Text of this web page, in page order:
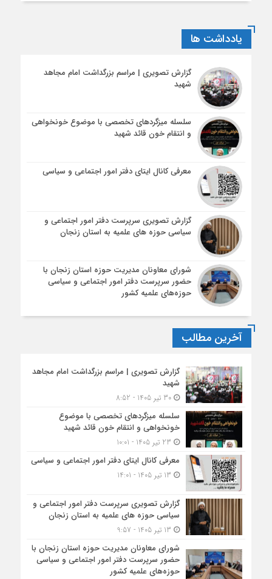
یادداشت ها
گزارش تصویری | مراسم بزرگداشت امام مجاهد
شهید
سلسله میزگردهای تخصصی با موضوع خونخواهی
و انتقام خون قائد شهید
معرفی کانال ایتای دفتر امور اجتماعی و سیاسی
گزارش تصویری سرپرست دفتر امور اجتماعی و
سیاسی حوزه های علمیه به استان زنجان
شورای معاونان مدیریت حوزه استان زنجان با
حضور سرپرست دفتر امور اجتماعی و سیاسی
حوزه‌های علمیه کشور
آخرین مطالب
گزارش تصویری | مراسم بزرگداشت امام مجاهد
شهید
30 تیر 1405 - 8:52
سلسله میزگردهای تخصصی با موضوع
خونخواهی و انتقام خون قائد شهید
معرفی کانال ایتای دفتر امور اجتماعی و سیاسی
گزارش تصویری سرپرست دفتر امور اجتماعی و
سیاسی حوزه های علمیه به استان زنجان
شورای معاونان مدیریت حوزه استان زنجان با
حضور سرپرست دفتر امور اجتماعی و سیاسی
حوزه‌های علمیه کشور